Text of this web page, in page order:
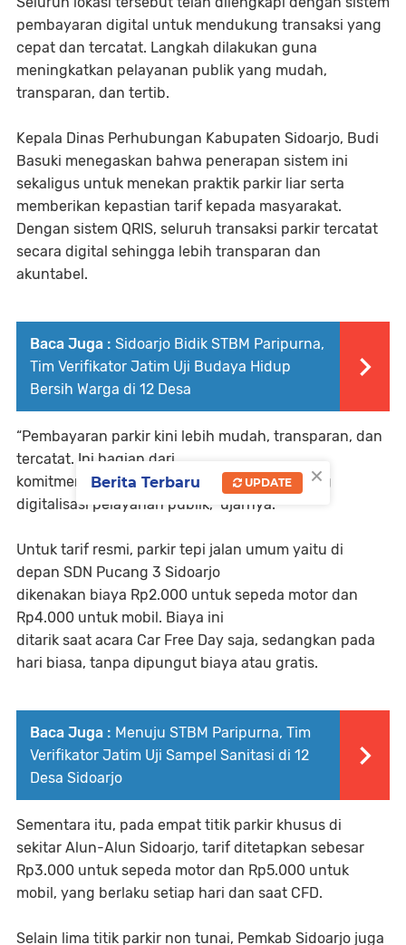
pembayaran digital untuk mendukung transaksi yang
cepat dan tercatat. Langkah dilakukan guna
meningkatkan pelayanan publik yang mudah,
transparan, dan tertib.
Kepala Dinas Perhubungan Kabupaten Sidoarjo, Budi
Basuki menegaskan bahwa penerapan sistem ini
sekaligus untuk menekan praktik parkir liar serta
memberikan kepastian tarif kepada masyarakat.
Dengan sistem QRIS, seluruh transaksi parkir tercatat
secara digital sehingga lebih transparan dan
akuntabel.
Baca Juga : Sidoarjo Bidik STBM Paripurna,
Tim Verifikator Jatim Uji Budaya Hidup
Bersih Warga di 12 Desa
“Pembayaran parkir kini lebih mudah, transparan, dan
tercatat. Ini bagian dari
komitmen Pemkab Sidoarjo dalam mendukung
digitalisasi pelayanan publik,” ujarnya.
Untuk tarif resmi, parkir tepi jalan umum yaitu di
depan SDN Pucang 3 Sidoarjo
dikenakan biaya Rp2.000 untuk sepeda motor dan
Rp4.000 untuk mobil. Biaya ini
ditarik saat acara Car Free Day saja, sedangkan pada
hari biasa, tanpa dipungut biaya atau gratis.
Baca Juga : Menuju STBM Paripurna, Tim
Verifikator Jatim Uji Sampel Sanitasi di 12
Desa Sidoarjo
Sementara itu, pada empat titik parkir khusus di
sekitar Alun-Alun Sidoarjo, tarif ditetapkan sebesar
Rp3.000 untuk sepeda motor dan Rp5.000 untuk
mobil, yang berlaku setiap hari dan saat CFD.
Selain lima titik parkir non tunai, Pemkab Sidoarjo juga
×
Berita Terbaru UPDATE